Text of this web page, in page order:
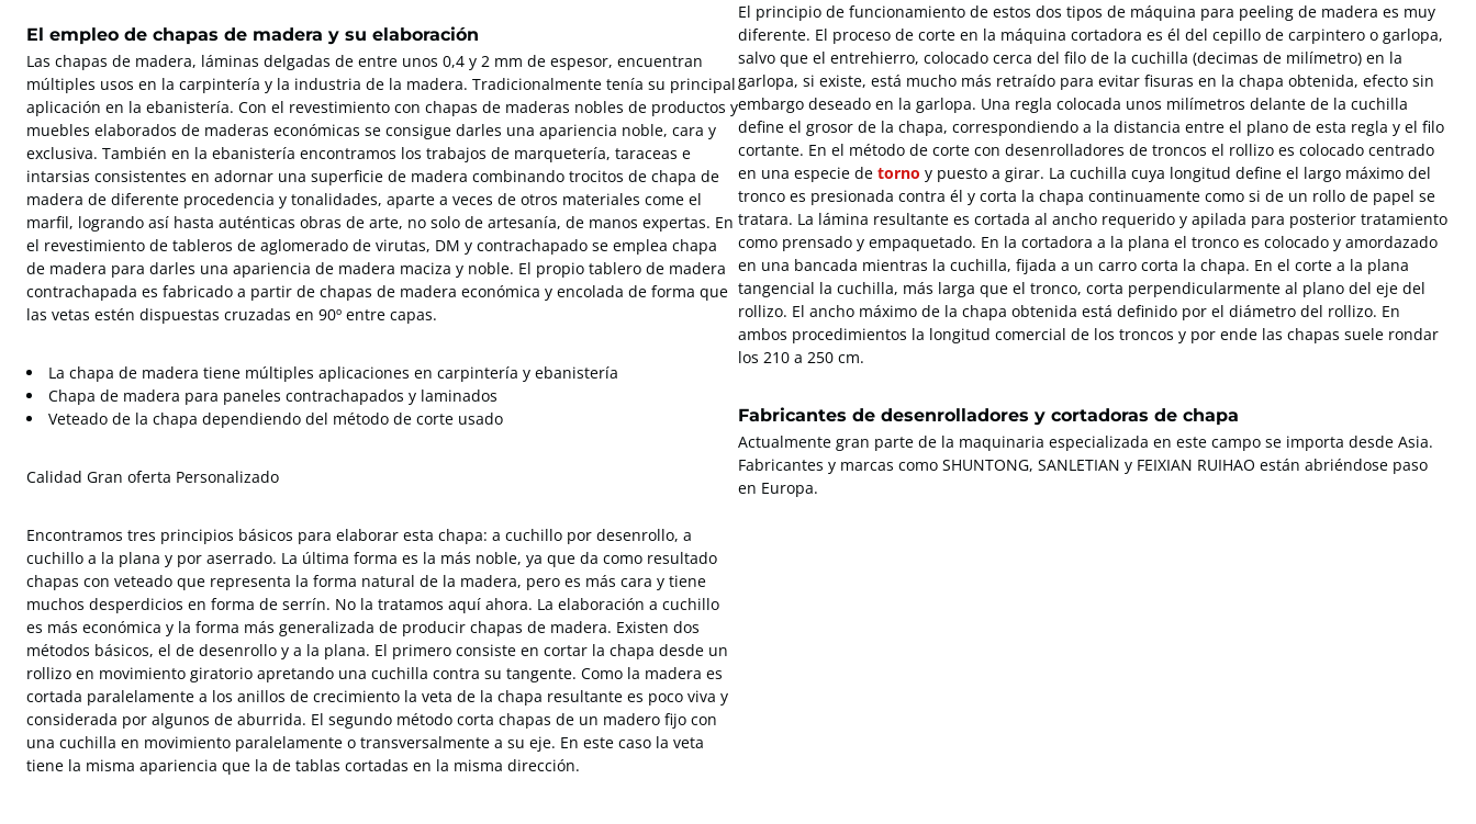
El empleo de chapas de madera y su elaboración
Las chapas de madera, láminas delgadas de entre unos 0,4 y 2 mm de espesor, encuentran
múltiples usos en la carpintería y la industria de la madera. Tradicionalmente tenía su principal
aplicación en la ebanistería. Con el revestimiento con chapas de maderas nobles de productos y
muebles elaborados de maderas económicas se consigue darles una apariencia noble, cara y
exclusiva. También en la ebanistería encontramos los trabajos de marquetería, taraceas e
intarsias consistentes en adornar una superficie de madera combinando trocitos de chapa de
madera de diferente procedencia y tonalidades, aparte a veces de otros materiales come el
marfil, logrando así hasta auténticas obras de arte, no solo de artesanía, de manos expertas. En
el revestimiento de tableros de aglomerado de virutas, DM y contrachapado se emplea chapa
de madera para darles una apariencia de madera maciza y noble. El propio tablero de madera
contrachapada es fabricado a partir de chapas de madera económica y encolada de forma que
las vetas estén dispuestas cruzadas en 90º entre capas.
La chapa de madera tiene múltiples aplicaciones en carpintería y ebanistería
Chapa de madera para paneles contrachapados y laminados
Veteado de la chapa dependiendo del método de corte usado
Calidad Gran oferta Personalizado
Encontramos tres principios básicos para elaborar esta chapa: a cuchillo por desenrollo, a
cuchillo a la plana y por aserrado. La última forma es la más noble, ya que da como resultado
chapas con veteado que representa la forma natural de la madera, pero es más cara y tiene
muchos desperdicios en forma de serrín. No la tratamos aquí ahora. La elaboración a cuchillo
es más económica y la forma más generalizada de producir chapas de madera. Existen dos
métodos básicos, el de desenrollo y a la plana. El primero consiste en cortar la chapa desde un
rollizo en movimiento giratorio apretando una cuchilla contra su tangente. Como la madera es
cortada paralelamente a los anillos de crecimiento la veta de la chapa resultante es poco viva y
considerada por algunos de aburrida. El segundo método corta chapas de un madero fijo con
una cuchilla en movimiento paralelamente o transversalmente a su eje. En este caso la veta
tiene la misma apariencia que la de tablas cortadas en la misma dirección.
El principio de funcionamiento de estos dos tipos de máquina para peeling de madera es muy
diferente. El proceso de corte en la máquina cortadora es él del cepillo de carpintero o garlopa,
salvo que el entrehierro, colocado cerca del filo de la cuchilla (decimas de milímetro) en la
garlopa, si existe, está mucho más retraído para evitar fisuras en la chapa obtenida, efecto sin
embargo deseado en la garlopa. Una regla colocada unos milímetros delante de la cuchilla
define el grosor de la chapa, correspondiendo a la distancia entre el plano de esta regla y el filo
cortante. En el método de corte con desenrolladores de troncos el rollizo es colocado centrado
en una especie de torno y puesto a girar. La cuchilla cuya longitud define el largo máximo del
tronco es presionada contra él y corta la chapa continuamente como si de un rollo de papel se
tratara. La lámina resultante es cortada al ancho requerido y apilada para posterior tratamiento
como prensado y empaquetado. En la cortadora a la plana el tronco es colocado y amordazado
en una bancada mientras la cuchilla, fijada a un carro corta la chapa. En el corte a la plana
tangencial la cuchilla, más larga que el tronco, corta perpendicularmente al plano del eje del
rollizo. El ancho máximo de la chapa obtenida está definido por el diámetro del rollizo. En
ambos procedimientos la longitud comercial de los troncos y por ende las chapas suele rondar
los 210 a 250 cm.
Fabricantes de desenrolladores y cortadoras de chapa
Actualmente gran parte de la maquinaria especializada en este campo se importa desde Asia.
Fabricantes y marcas como SHUNTONG, SANLETIAN y FEIXIAN RUIHAO están abriéndose paso
en Europa.